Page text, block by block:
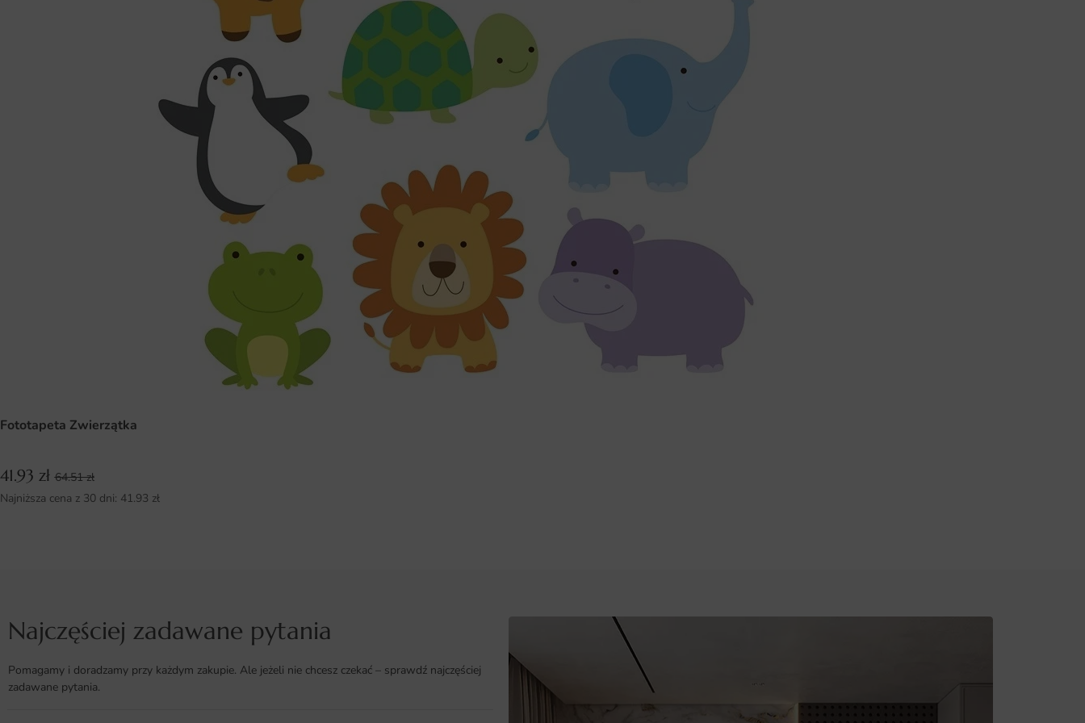
Fototapeta Zwierzątka
41.93 zł 64.51zł
Najniższa cena z 30 dni: 41.93 zł
Najczęściej zadawane pytania
Pomagamy i doradzamy przy każdym zakupie. Ale jeżeli nie chcesz czekać – sprawdź najczęściej
zadawane pytania.